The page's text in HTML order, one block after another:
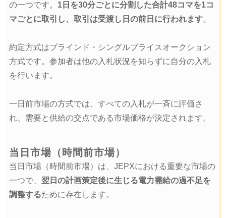
の一つです。 1日を30分ごとに分割した合計48コマを1コ
マごとに取引し、取引は受渡し日の前日に行われます。
約定方式はブラインド・シングルプライスオークション
方式です。参加者は他の入札状況を知らずに自分の入札
を行います。
一日前市場の方式では、すべての入札が一斉に評価さ
れ、需要と供給の交点である市場価格が決定されます。
当日市場（時間前市場）
当日市場（時間前市場）は、JEPXにおける重要な市場の
一つで、 翌日の計画策定後に生じる電力需給の過不足を
調整するために存在します。